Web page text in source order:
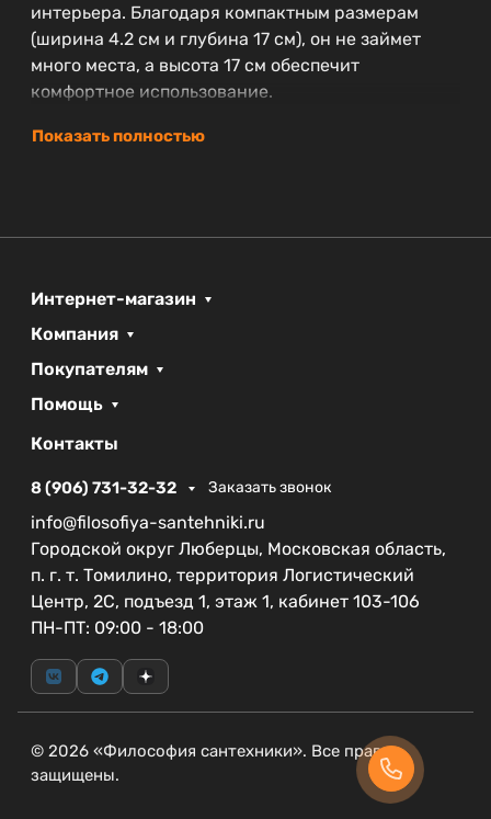
интерьера. Благодаря компактным размерам
(ширина 4.2 см и глубина 17 см), он не займет
много места, а высота 17 см обеспечит
комфортное использование.
Гарантия на данный смеситель составляет 5 лет,
снижая при этом ее напор, а гибкая подводка
Кроме того, производитель предоставляет
годовую гарантию на резинотехнические
изделия, что свидетельствует о заботе о
Смеситель CEZARES STYLUS-LS-BORO станет не
только практичным инструментом в вашем
акцентом в вашем интерьере.
Показать полностью
Интернет-магазин
Компания
Покупателям
Помощь
Контакты
8 (906) 731-32-32 Заказать звонок
info@filosofiya-santehniki.ru
Городской округ Люберцы, Московская область,
п. г. т. Томилино, территория Логистический
Центр, 2С, подъезд 1, этаж 1, кабинет 103-106
ПН-ПТ: 09:00 - 18:00
© 2026 «Философия сантехники». Все права
защищены.